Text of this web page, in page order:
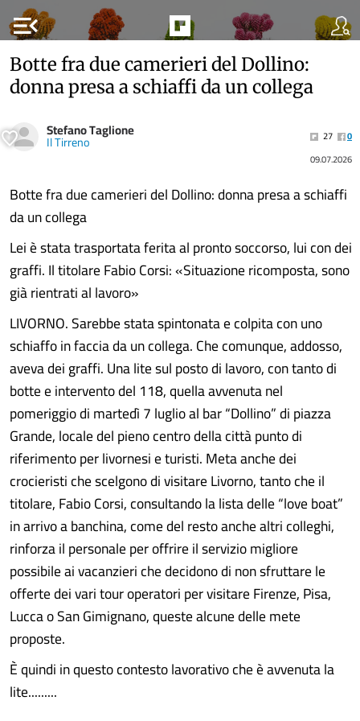
menu_open
Botte fra due camerieri del Dollino:
donna presa a schiaffi da un collega
Stefano Taglione
Il Tirreno 27
0
09.07.2026
Botte fra due camerieri del Dollino: donna presa a schiaffi
da un collega
Lei è stata trasportata ferita al pronto soccorso, lui con dei
graffi. Il titolare Fabio Corsi: «Situazione ricomposta, sono
già rientrati al lavoro»
LIVORNO. Sarebbe stata spintonata e colpita con uno
schiaffo in faccia da un collega. Che comunque, addosso,
aveva dei graffi. Una lite sul posto di lavoro, con tanto di
botte e intervento del 118, quella avvenuta nel
pomeriggio di martedì 7 luglio al bar “Dollino” di piazza
Grande, locale del pieno centro della città punto di
riferimento per livornesi e turisti. Meta anche dei
crocieristi che scelgono di visitare Livorno, tanto che il
titolare, Fabio Corsi, consultando la lista delle “love boat”
in arrivo a banchina, come del resto anche altri colleghi,
rinforza il personale per offrire il servizio migliore
possibile ai vacanzieri che decidono di non sfruttare le
offerte dei vari tour operatori per visitare Firenze, Pisa,
Lucca o San Gimignano, queste alcune delle mete
proposte.
È quindi in questo contesto lavorativo che è avvenuta la
lite.........